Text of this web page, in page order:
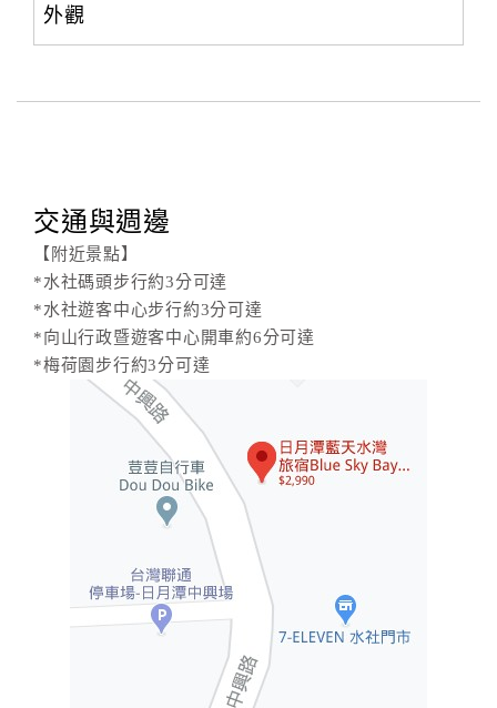
外觀
交通與週邊
【附近景點】
*水社碼頭步行約3分可達
*水社遊客中心步行約3分可達
*向山行政暨遊客中心開車約6分可達
*梅荷園步行約3分可達